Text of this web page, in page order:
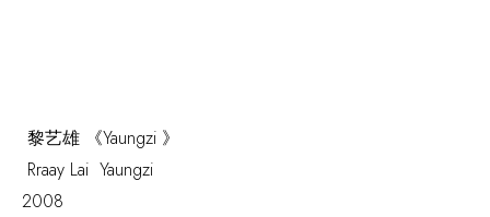
黎艺雄 《Yaungzi 》
Rraay Lai Yaungzi
2008